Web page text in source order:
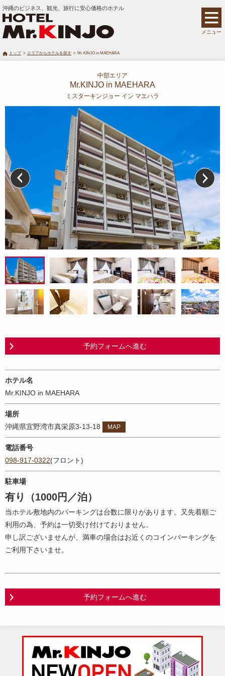
沖縄のビジネス、観光、旅行に安心価格のホテル
メニュー
トップ エリアからホテルを探す Mr.KINJO in MAEHARA
中部エリア
Mr.KINJO in MAEHARA
ミスターキンジョー イン マエハラ
予約フォームへ進む
ホテル名
Mr.KINJO in MAEHARA
場所
沖縄県宜野湾市真栄原3-13-18
MAP
電話番号
098-917-0322(フロント)
駐車場
有り（1000円／泊）
当ホテル敷地内のパーキングは台数に限りがあります。又先着順ご
利用の為、予約は一切受け付けておりません。
申し訳ございませんが、満車の場合はお近くのコインパーキングを
ご利用下さいませ。
予約フォームへ進む